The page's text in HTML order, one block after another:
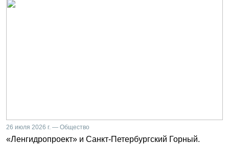
26 июля 2026 г. — Общество
«Ленгидропроект» и Санкт-Петербургский Горный.